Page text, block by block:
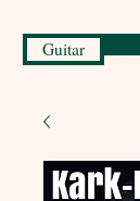
Guitar